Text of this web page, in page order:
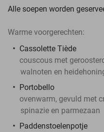
Alle soepen worden
Warme voorgerechten:
Cassolette Tiède
couscous met
walnoten en
Portobello
ovenwarm, gevuld met
spinazie en parmezaan
Paddenstoelenpotje